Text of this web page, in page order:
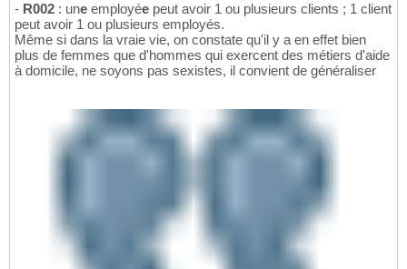
- R002 : une employée peut avoir 1 ou plusieurs clients ; 1 client
peut avoir 1 ou plusieurs employés.
Même si dans la vraie vie, on constate qu'il y a en effet bien
plus de femmes que d'hommes qui exercent des métiers d'aide
à domicile, ne soyons pas sexistes, il convient de généraliser